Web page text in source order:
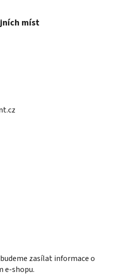
míst
zasílat informace o
e-shopu.